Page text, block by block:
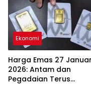
Ekonomi
Harga Emas 27
2026: Antam dan
Pegadaian Terus